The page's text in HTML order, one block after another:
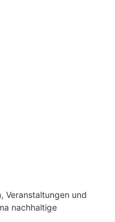
Veranstaltungen und
nachhaltige